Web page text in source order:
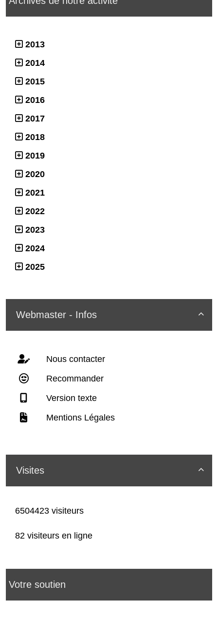
2013
2014
2015
2016
2017
2018
2019
2020
2021
2022
2023
2024
2025

Webmaster - Infos
Nous contacter
Recommander
Version texte
Mentions Légales

Visites
6504423 visiteurs
82 visiteurs en ligne
Votre soutien